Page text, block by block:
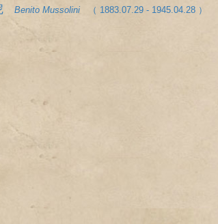
Benito Mussolini （ 1883.07.29 - 1945.04.28 ）